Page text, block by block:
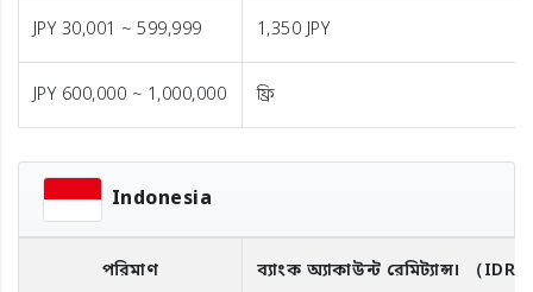
JPY 30,001 ~ 599,999 1,350 JPY
JPY 600,000 ~ 1,000,000 ফ্রি
Indonesia
পরিমাণ ব্যাংক অ্যাকাউন্ট রেমিট্যান্স। （IDR）